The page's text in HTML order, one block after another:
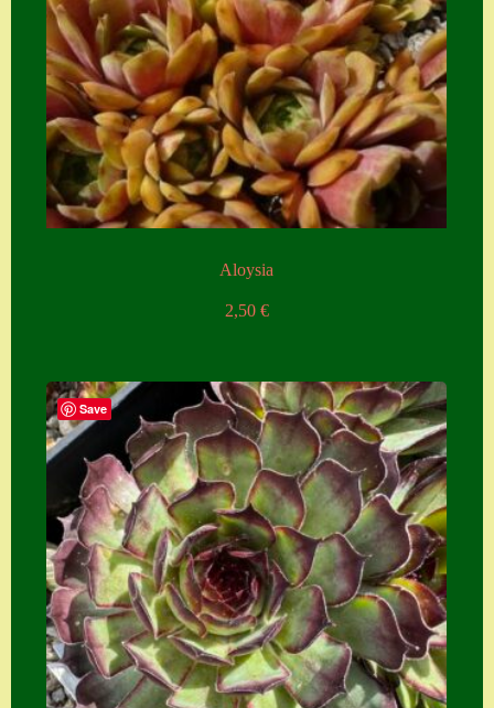
Aloysia
2,50 €
Save